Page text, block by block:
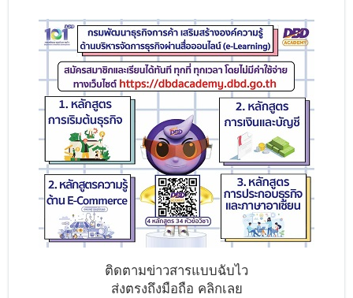
ติดตามข่าวสารแบบฉับไว
ส่งตรงถึงมือถือ คลิกเลย